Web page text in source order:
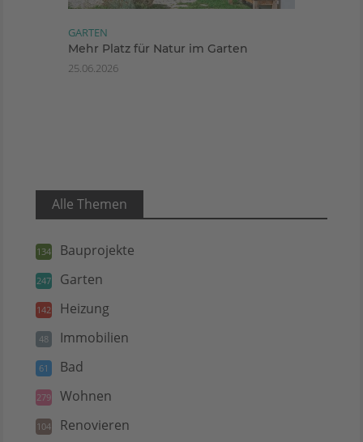
GARTEN
Mehr Platz für Natur im Garten
25.06.2026
Alle Themen
134 Bauprojekte
247 Garten
142 Heizung
48 Immobilien
61 Bad
279 Wohnen
104 Renovieren